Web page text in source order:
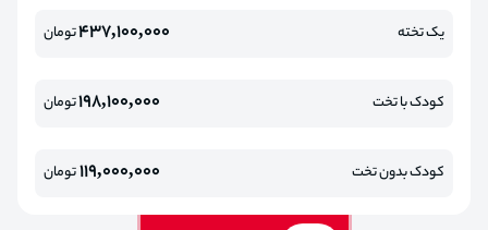
یک تخته 437,100,000تومان
کودک با تخت 198,100,000تومان
کودک بدون تخت 119,000,000تومان